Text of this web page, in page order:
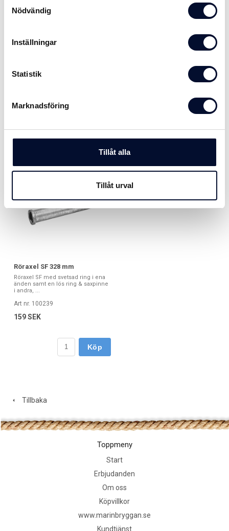
Nödvändig
Inställningar
Statistik
Marknadsföring
Tillåt alla
Tillåt urval
M10 med fyrkantsbricka och
Varmgalvaniserade franska
träskruvar. Passar till våra flesta
Röraxel SF 328 mm
Röraxel SF med svetsad ring i ena
änden samt en lös ring & saxpinne
i andra, ...
Art nr. 100239
159 SEK
Köp
Tillbaka
Toppmeny
Start
Erbjudanden
Om oss
Köpvillkor
www.marinbryggan.se
Kundtjänst